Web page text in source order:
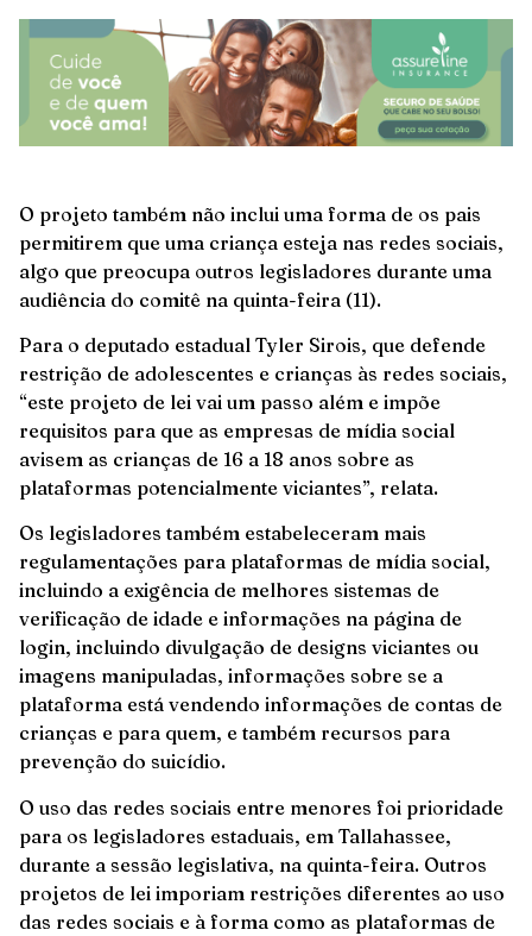
O projeto também não inclui uma forma de os pais
permitirem que uma criança esteja nas redes sociais,
algo que preocupa outros legisladores durante uma
audiência do comitê na quinta-feira (11).
Para o deputado estadual Tyler Sirois, que defende
restrição de adolescentes e crianças às redes sociais,
“este projeto de lei vai um passo além e impõe
requisitos para que as empresas de mídia social
avisem as crianças de 16 a 18 anos sobre as
plataformas potencialmente viciantes”, relata.
Os legisladores também estabeleceram mais
regulamentações para plataformas de mídia social,
incluindo a exigência de melhores sistemas de
verificação de idade e informações na página de
login, incluindo divulgação de designs viciantes ou
imagens manipuladas, informações sobre se a
plataforma está vendendo informações de contas de
crianças e para quem, e também recursos para
prevenção do suicídio.
O uso das redes sociais entre menores foi prioridade
para os legisladores estaduais, em Tallahassee,
durante a sessão legislativa, na quinta-feira. Outros
projetos de lei imporiam restrições diferentes ao uso
das redes sociais e à forma como as plataformas de